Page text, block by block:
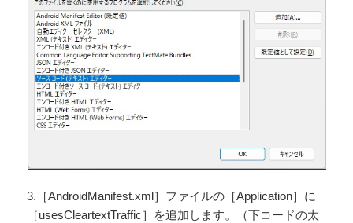
3.［AndroidManifest.xml］ファイルの［Application］に
［usesCleartextTraffic］を追加します。（下コードの太